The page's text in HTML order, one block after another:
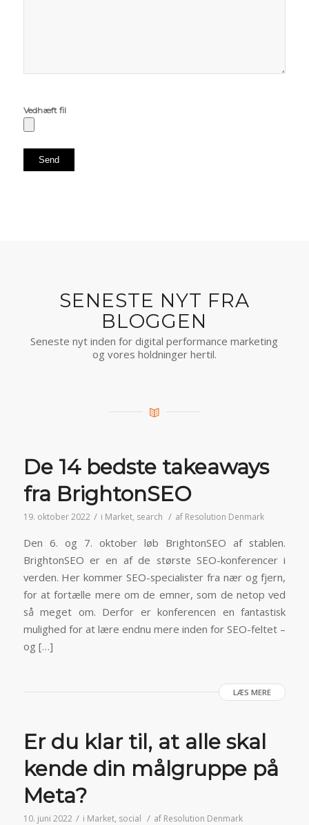
Vedhæft fil
SENESTE NYT FRA
BLOGGEN
Seneste nyt inden for digital performance marketing
og vores holdninger hertil.
De 14 bedste takeaways
fra BrightonSEO
19. oktober 2022 / i Market, search / af Resolution Denmark
Den 6. og 7. oktober løb BrightonSEO af stablen.
BrightonSEO er en af de største SEO-konferencer i
verden. Her kommer SEO-specialister fra nær og fjern,
for at fortælle mere om de emner, som de netop ved
så meget om. Derfor er konferencen en fantastisk
mulighed for at lære endnu mere inden for SEO-feltet –
og […]
LÆS MERE
Er du klar til, at alle skal
kende din målgruppe på
Meta?
10. juni 2022 / i Market, social / af Resolution Denmark